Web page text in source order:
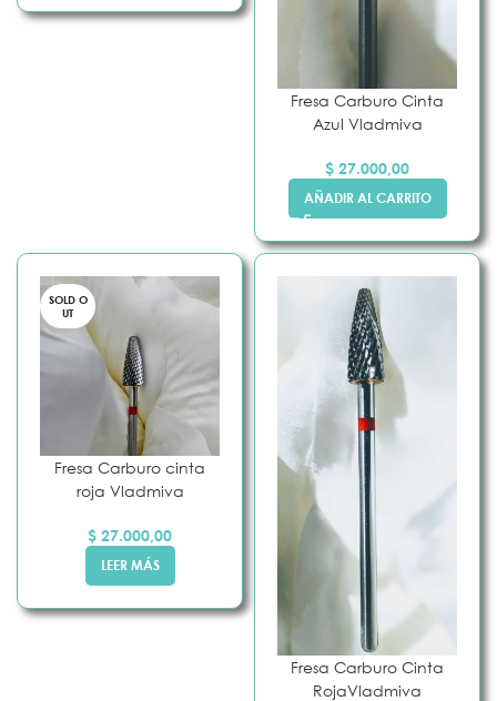
Fresa Carburo Cinta
Azul Vladmiva
$ 27.000,00
AÑADIR AL CARRITO
SOLD O
UT
Fresa Carburo cinta
roja Vladmiva
$ 27.000,00
LEER MÁS
Fresa Carburo Cinta
RojaVladmiva